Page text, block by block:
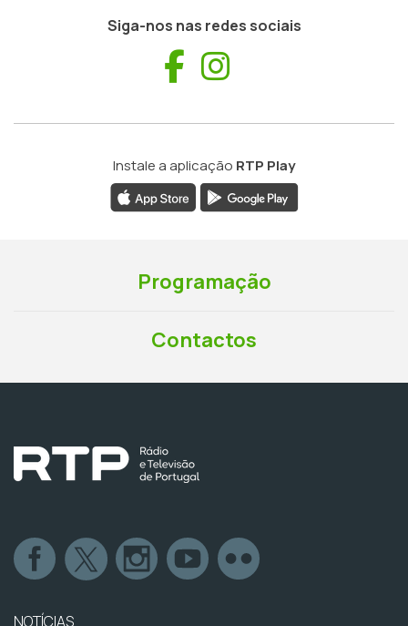
Siga-nos nas redes sociais
Facebook
Instale a aplicação RTP Play
Programação
Contactos
NOTÍCIAS